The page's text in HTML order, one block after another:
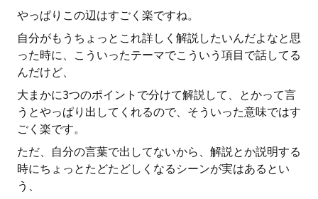
やっぱりこの辺はすごく楽ですね。
自分がもうちょっとこれ詳しく解説したいんだよなと思
った時に、こういったテーマでこういう項目で話してる
んだけど、
大まかに3つのポイントで分けて解説して、とかって言
うとやっぱり出してくれるので、そういった意味ではす
ごく楽です。
ただ、自分の言葉で出してないから、解説とか説明する
時にちょっとたどたどしくなるシーンが実はあるとい
う、